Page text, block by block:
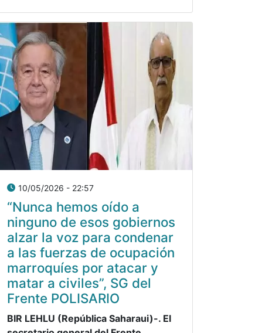
10/05/2026 - 22:57
“Nunca hemos oído a
ninguno de esos gobiernos
alzar la voz para condenar
a las fuerzas de ocupación
marroquíes por atacar y
matar a civiles”, SG del
Frente POLISARIO
BIR LEHLU (República Saharaui)-. El